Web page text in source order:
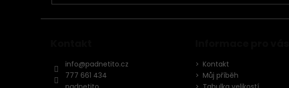
info@padnetito.cz
777 661 434
Kontakt
Můj příběh